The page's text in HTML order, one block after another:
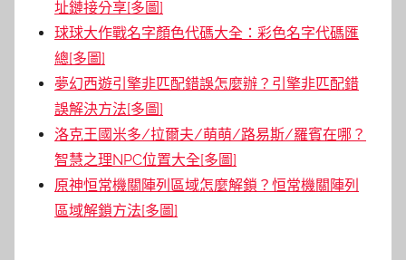
址鏈接分享[多圖]
球球大作戰名字顏色代碼大全：彩色名字代碼匯
總[多圖]
夢幻西遊引擎非匹配錯誤怎麼辦？引擎非匹配錯
誤解決方法[多圖]
洛克王國米多/拉爾夫/萌萌/路易斯/羅賓在哪？
智慧之理NPC位置大全[多圖]
原神恒常機關陣列區域怎麼解鎖？恒常機關陣列
區域解鎖方法[多圖]